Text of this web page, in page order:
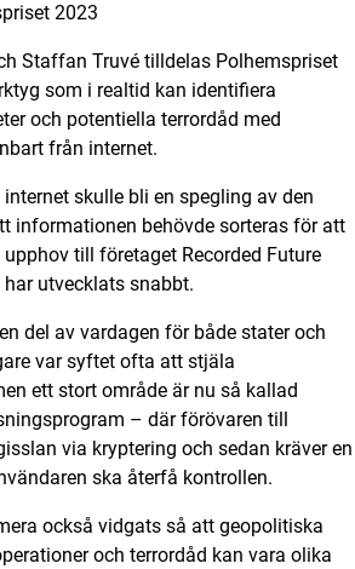
2023
Staffan Truvé tilldelas Polhemspriset
som i realtid kan identifiera
och potentiella terrordåd med
från internet.
skulle bli en spegling av den
informationen behövde sorteras för att
till företaget Recorded Future
utvecklats snabbt.
del av vardagen för både stater och
var syftet ofta att stjäla
ett stort område är nu så kallad
– där förövaren till
via kryptering och sedan kräver en
ska återfå kontrollen.
också vidgats så att geopolitiska
och terrordåd kan vara olika